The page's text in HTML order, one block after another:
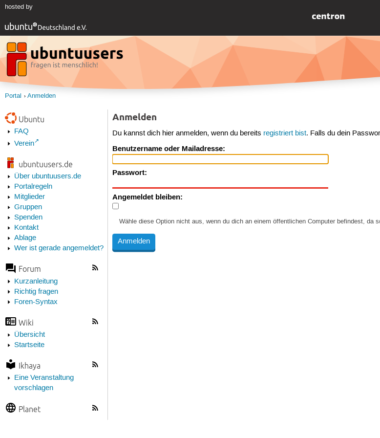
hosted by
Portal Anmelden
Ubuntu
FAQ
Verein
ubuntuusers.de
Über ubuntuusers.de
Portalregeln
Mitglieder
Gruppen
Spenden
Kontakt
Ablage
Wer ist gerade angemeldet?
Forum
Kurzanleitung
Richtig fragen
Foren-Syntax
Wiki
Übersicht
Startseite
Ikhaya
Eine Veranstaltung
vorschlagen
Planet
Anmelden
Du kannst dich hier anmelden, wenn du bereits registriert bist. Falls du dein
Benutzername oder Mailadresse:
Passwort:
Angemeldet bleiben:
Wähle diese Option nicht aus, wenn du dich an einem öffentlichen Computer befindest, da